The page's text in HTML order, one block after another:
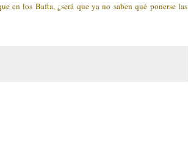
en los Bafta, ¿será que ya no saben qué ponerse las